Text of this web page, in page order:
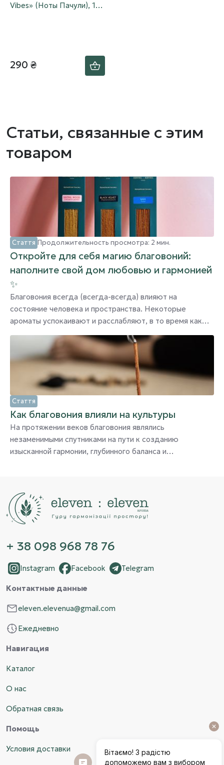
Vibes» (Ноты Пачули), 10
290 ₴
Статьи, связанные с этим
товаром
Стаття Продолжительность просмотра: 2 мин.
Откройте для себя магию благовоний:
наполните свой дом любовью и гармонией
✨
Благовония всегда (всегда-всегда) влияют на
состояние человека и пространства. Некоторые
ароматы успокаивают и расслабляют, в то время как
другие — усиливают концентрацию внимания. В вашей
квартире благовония создают достаток, уют и любовь
Стаття
Как благовония влияли на культуры
На протяжении веков благовония являлись
незаменимыми спутниками на пути к созданию
изысканной гармонии, глубинного баланса и
энергией нежности и тепла.
+ 38 098 968 78 76
Instagram Facebook Telegram
Контактные данные
eleven.elevenua@gmail.com
Ежедневно
Навигация
Каталог
О нас
Обратная связь
Помощь
Условия доставки